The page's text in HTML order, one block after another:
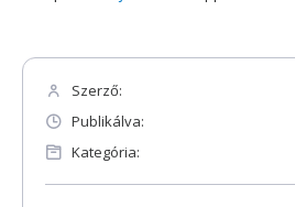
Szerző:
Publikálva:
Kategória: